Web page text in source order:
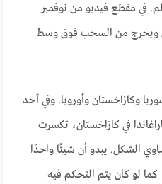
في مقطع فيديو من نوفمبر
ويخرج من السحب فوق وسط
وكازاخستان وأوروبا. وفي أحد
في كازاخستان، تكسرت
الشكل. يبدو أن شيئًا واحدًا
كما لو كان يتم التحكم فيه